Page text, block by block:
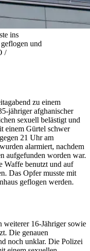
ins
und
/
zu einem
jähriger afghanischer
sexuell belästigt und
einem Gürtel schwer
21 Uhr am
alarmiert, nachdem
aufgefunden worden war.
Waffe benutzt und auf
Das Opfer musste mit
geflogen werden.
weiterer 16-Jähriger sowie
Die genauen
noch unklar. Die Polizei